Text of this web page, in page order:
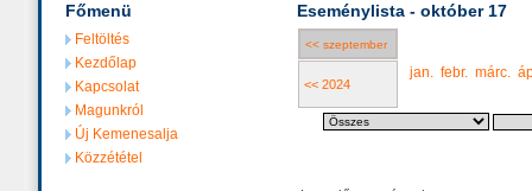
Főmenü
Feltöltés
Kezdőlap
Kapcsolat
Magunkról
Új Kemenesalja
Közzététel
Eseménylista - október 17
<< szeptember
<< 2024
jan. febr. márc.